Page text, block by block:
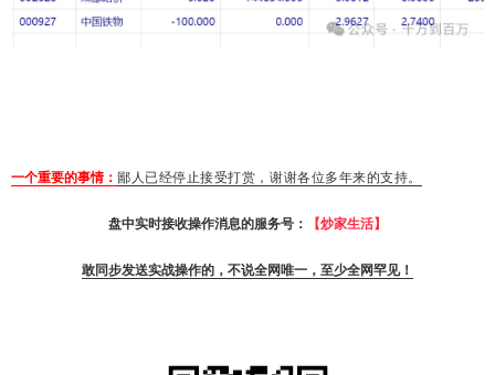
一个重要的事情： 鄙人已经停止接受打赏，谢谢各位多年来的支持。
盘中实时接收操作消息的服务号： 【炒家生活】
敢同步发送实战操作的，不说全网唯一，至少全网罕见！